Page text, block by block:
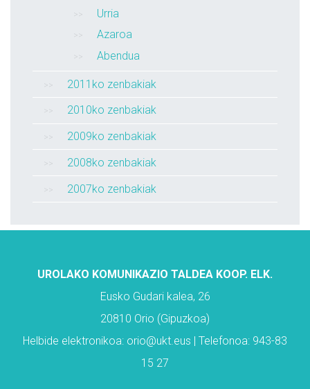
Urria
Azaroa
Abendua
2011ko zenbakiak
2010ko zenbakiak
2009ko zenbakiak
2008ko zenbakiak
2007ko zenbakiak
UROLAKO KOMUNIKAZIO TALDEA KOOP. ELK.
Eusko Gudari kalea, 26
20810 Orio (Gipuzkoa)
Helbide elektronikoa: orio@ukt.eus | Telefonoa: 943-83
15 27